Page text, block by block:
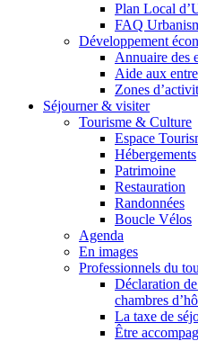
Plan Local
FAQ
Développement
Annuaire des
Aide aux
Zones
Séjourner & visiter
Tourisme & Culture
Espace
Hébergements
Patrimoine
Restauration
Randonnées
Boucle Vélos
Agenda
En images
Professionnels du
Déclaration
chambres
La taxe de
Être